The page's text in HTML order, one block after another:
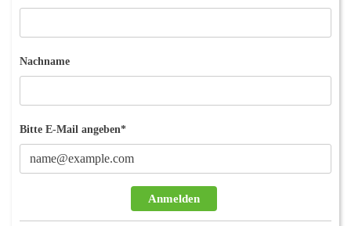
Nachname
Bitte E-Mail angeben*
Anmelden